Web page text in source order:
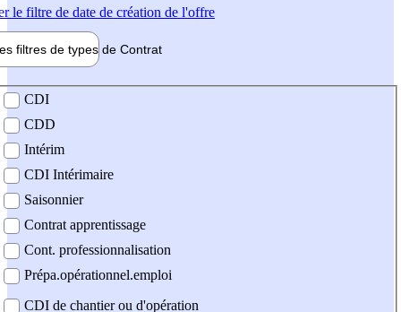
le filtre de date de création de l'offre
filtres de types de Contrat
contrat
CDI
CDD
Intérim
CDI Intérimaire
Saisonnier
Contrat apprentissage
Cont. professionnalisation
Prépa.opérationnel.emploi
CDI de chantier ou d'opération